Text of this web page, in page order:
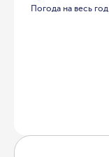
Погода на весь год